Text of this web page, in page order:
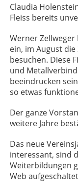
Claudia
Fleiss bereits
Werner
ein, im August
besuchen. Diese
und
beeindrucken
so etwas
Der ganze
weitere Jahre
Das neue
interessant, sind
Weiterbildungen
Web